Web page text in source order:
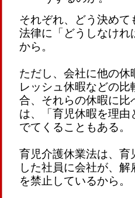
それぞれ、どう決めて
法律に「どうしなけれ
から。
ただし、会社に他の
レッシュ休暇などの
合、それらの休暇に比
は、「育児休暇を理
でてくることもある。
育児介護休業法は、育
した社員に会社が、
を禁止しているから。